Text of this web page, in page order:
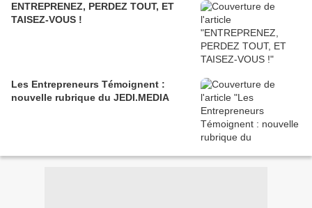
ENTREPRENEZ, PERDEZ TOUT, ET
TAISEZ-VOUS !
Les Entrepreneurs Témoignent :
nouvelle rubrique du JEDI.MEDIA